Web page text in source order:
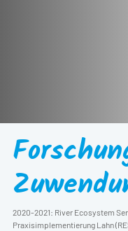
2020-2021: River Ecosystem
Praxisimplementierung Lahn